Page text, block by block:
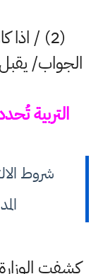
(2) / اذا كان مواليده 2026 بقية الاشهر
الجواب/ يقبل في
التربية
شروط
كشفت